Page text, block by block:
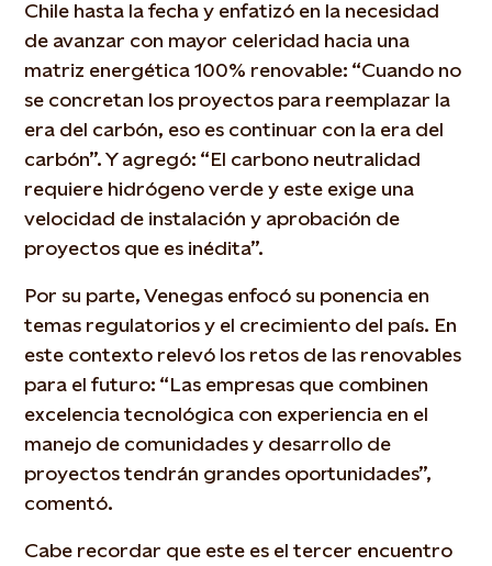
Chile hasta la fecha y enfatizó en la necesidad
de avanzar con mayor celeridad hacia una
matriz energética 100% renovable: “Cuando no
se concretan los proyectos para reemplazar la
era del carbón, eso es continuar con la era del
carbón”. Y agregó: “El carbono neutralidad
requiere hidrógeno verde y este exige una
velocidad de instalación y aprobación de
proyectos que es inédita”.
Por su parte, Venegas enfocó su ponencia en
temas regulatorios y el crecimiento del país. En
este contexto relevó los retos de las renovables
para el futuro: “Las empresas que combinen
excelencia tecnológica con experiencia en el
manejo de comunidades y desarrollo de
proyectos tendrán grandes oportunidades”,
comentó.
Cabe recordar que este es el tercer encuentro